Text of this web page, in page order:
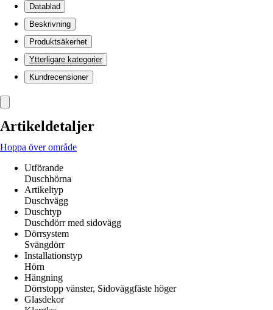
Datablad
Beskrivning
Produktsäkerhet
Ytterligare kategorier
Kundrecensioner
Artikeldetaljer
Hoppa över område
Utförande
Duschhörna
Artikeltyp
Duschvägg
Duschtyp
Duschdörr med sidovägg
Dörrsystem
Svängdörr
Installationstyp
Hörn
Hängning
Dörrstopp vänster, Sidoväggfäste höger
Glasdekor